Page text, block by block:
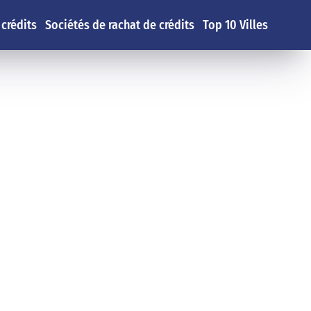
Sociétés de rachat de crédits Top 10 Villes